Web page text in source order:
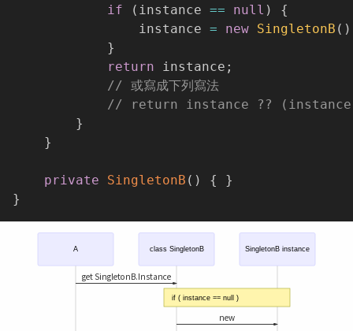
if
( instance == null )
{
                instance
= new SingletonB ( )
}
return instance ;
// 或寫成下列寫法
// return instance ??
}
}
private SingletonB ( ) {
}
}
A class SingletonB SingletonB instance
get SingletonB.Instance
if ( instance == null )
new